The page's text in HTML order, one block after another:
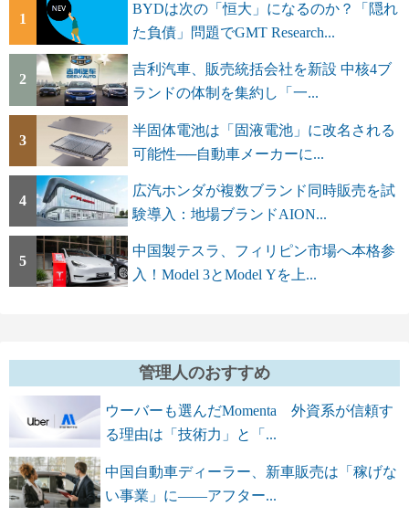
1
BYDは次の「恒大」になるのか？「隠れ
た負債」問題でGMT Research...
2
吉利汽車、販売統括会社を新設 中核4ブ
ランドの体制を集約し「一...
3
半固体電池は「固液電池」に改名される
可能性──自動車メーカーに...
4
広汽ホンダが複数ブランド同時販売を試
験導入：地場ブランドAION...
5
中国製テスラ、フィリピン市場へ本格参
入！Model 3とModel Yを上...
管理人のおすすめ
ウーバーも選んだMomenta 外資系が信頼す
る理由は「技術力」と「...
中国自動車ディーラー、新車販売は「稼げな
い事業」に――アフター...